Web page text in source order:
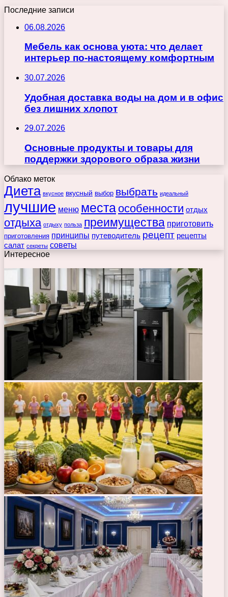
Последние записи
06.08.2026
Мебель как основа уюта: что делает
интерьер по-настоящему комфортным
30.07.2026
Удобная доставка воды на дом и в офис
без лишних хлопот
29.07.2026
Основные продукты и товары для
поддержки здорового образа жизни
Облако меток
Диета вкусное вкусный выбор выбрать идеальный
лучшие меню места особенности отдых
отдыха отдыху польза преимущества приготовить
приготовления принципы путеводитель рецепт рецепты
салат секреты советы
Интересное